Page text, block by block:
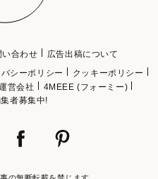
い合わせ
広告出稿について
シーポリシー
クッキーポリシー
営会社
4MEEE (フォーミー)
者募集中!